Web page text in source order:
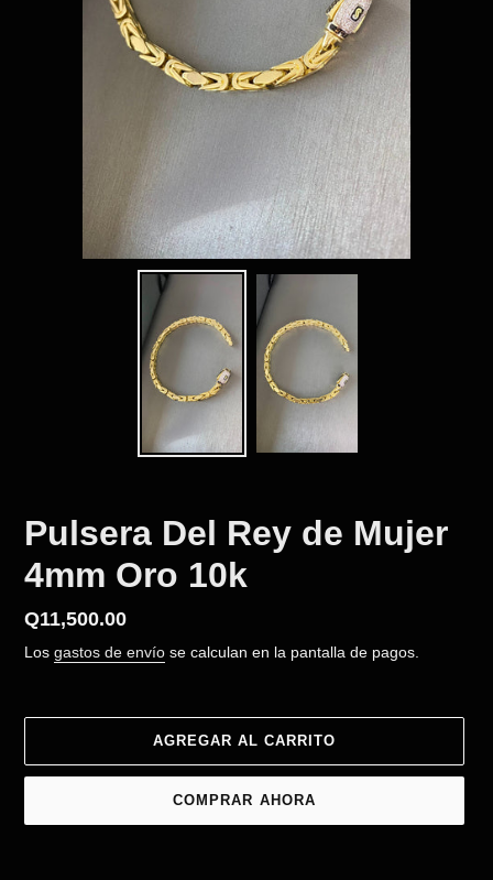
Pulsera Del Rey de Mujer
4mm Oro 10k
Precio
habitual
Q11,500.00
Los gastos de envío se calculan en la pantalla de pagos.
AGREGAR AL CARRITO
COMPRAR AHORA